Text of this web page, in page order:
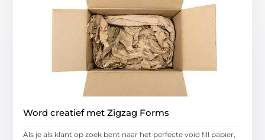
Word creatief met Zigzag Forms
Als je als klant op zoek bent naar het perfecte void fill papier,